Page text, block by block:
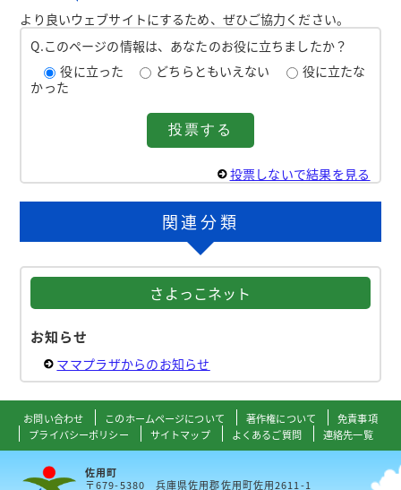
より良いウェブサイトにするため、ぜひご協力ください。
Q.このページの情報は、あなたのお役に立ちましたか？
役に立った
どちらともいえない
役に立たな
かった
投票しないで結果を見る
関連分類
さよっこネット
お知らせ
ママプラザからのお知らせ
お問い合わせ このホームページについて 著作権について
免責事項
プライバシーポリシー
サイトマップ よくあるご質問 連絡先一覧
佐用町
〒679-5380 兵庫県佐用郡佐用町佐用2611-1